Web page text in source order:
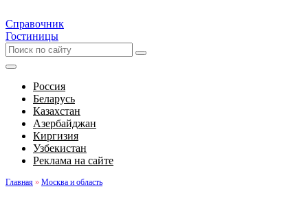
Справочник
Гостиницы
Россия
Беларусь
Казахстан
Азербайджан
Киргизия
Узбекистан
Реклама на сайте
Главная » Москва и область